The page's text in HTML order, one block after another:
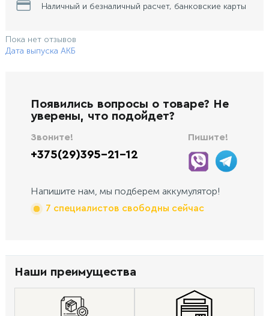
Наличный и безналичный расчет, банковские карты
Пока нет отзывов
Дата выпуска АКБ
Появились вопросы о товаре? Не
уверены, что подойдет?
Звоните!
+375(29)395-21-12
Пишите!
Напишите нам, мы подберем аккумулятор!
7 специалистов свободны сейчас
Наши преимущества